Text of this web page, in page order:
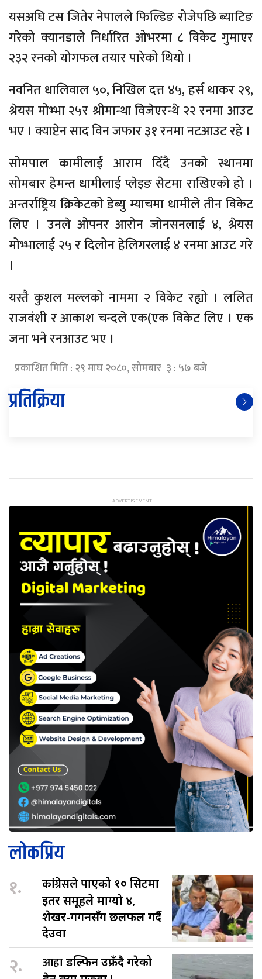
यसअघि टस जितेर नेपालले फिल्डिङ रोजेपछि ब्याटिङ
गरेको क्यानडाले निर्धारित ओभरमा ८ विकेट गुमाएर
२३२ रनको योगफल तयार पारेको थियो ।
नवनित धालिवाल ५०, निखिल दत्त ४५, हर्स थाकर २९,
श्रेयस मोभ्भा २५र श्रीमान्था विजेएरन्थे २२ रनमा आउट
भए । क्याप्टेन साद विन जफार ३१ रनमा नटआउट रहे ।
सोमपाल कामीलाई आराम दिँदै उनको स्थानमा
सोमबार हेमन्त धामीलाई प्लेइङ सेटमा राखिएको हो ।
अन्तर्राष्ट्रिय क्रिकेटको डेब्यु म्याचमा धामीले तीन विकेट
लिए । उनले ओपनर आरोन जोनसनलाई ४, श्रेयस
मोभ्भालाई २५ र दिलोन हेलिगरलाई ४ रनमा आउट गरे
।
यस्तै कुशल मल्लको नाममा २ विकेट रह्यो । ललित
राजवंशी र आकाश चन्दले एक(एक विकेट लिए । एक
जना भने रनआउट भए ।
प्रकाशित मिति : २९ माघ २०८०, सोमबार ३ : ५७ बजे
प्रतिक्रिया
लोकप्रिय
१. कांग्रेसलेपाएको १० सिटमा
इतर समूहले माग्यो ४,
शेखर-गगनसँग छलफल गर्दै
देउवा
२. आहाडल्फिन उफ्रँदै गरेको